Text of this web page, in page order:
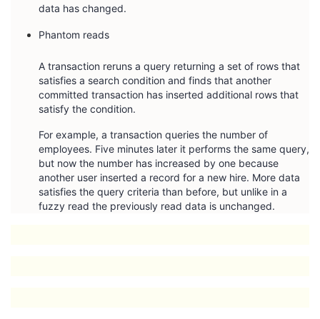
data has changed.
Phantom reads
A transaction reruns a query returning a set of rows that
satisfies a search condition and finds that another
committed transaction has inserted additional rows that
satisfy the condition.
For example, a transaction queries the number of
employees. Five minutes later it performs the same query,
but now the number has increased by one because
another user inserted a record for a new hire. More data
satisfies the query criteria than before, but unlike in a
fuzzy read the previously read data is unchanged.